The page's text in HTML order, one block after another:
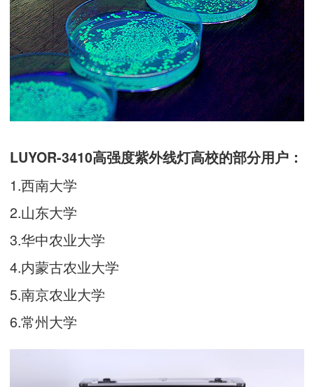
LUYOR-3410高强度紫外线灯高校的部分用户：
1.西南大学
2.山东大学
3.华中农业大学
4.内蒙古农业大学
5.南京农业大学
6.常州大学